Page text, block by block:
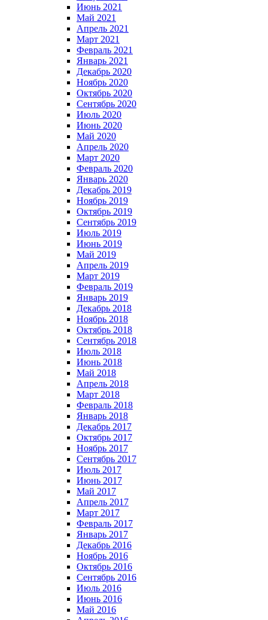
Июнь 2021
Май 2021
Апрель 2021
Март 2021
Февраль 2021
Январь 2021
Декабрь 2020
Ноябрь 2020
Октябрь 2020
Сентябрь 2020
Июль 2020
Июнь 2020
Май 2020
Апрель 2020
Март 2020
Февраль 2020
Январь 2020
Декабрь 2019
Ноябрь 2019
Октябрь 2019
Сентябрь 2019
Июль 2019
Июнь 2019
Май 2019
Апрель 2019
Март 2019
Февраль 2019
Январь 2019
Декабрь 2018
Ноябрь 2018
Октябрь 2018
Сентябрь 2018
Июль 2018
Июнь 2018
Май 2018
Апрель 2018
Март 2018
Февраль 2018
Январь 2018
Декабрь 2017
Октябрь 2017
Ноябрь 2017
Сентябрь 2017
Июль 2017
Июнь 2017
Май 2017
Апрель 2017
Март 2017
Февраль 2017
Январь 2017
Декабрь 2016
Ноябрь 2016
Октябрь 2016
Сентябрь 2016
Июль 2016
Июнь 2016
Май 2016